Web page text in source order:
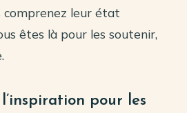
comprenez leur état
êtes là pour les soutenir,
pour les